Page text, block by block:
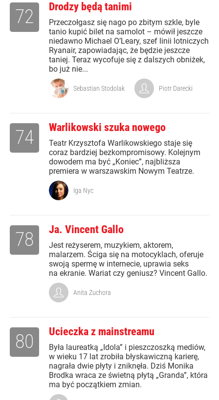
Drodzy będą tanimi
Przeczołgasz się nago po zbitym szkle, byle
tanio kupić bilet na samolot – mówił jeszcze
niedawno Michael O’Leary, szef linii lotniczych
Ryanair, zapowiadając, że będzie jeszcze
taniej. Teraz wycofuje się z dalszych obniżek,
bo już nie...
72
Sebastian Stodolak Piotr Darecki
Warlikowski szuka nowego
Teatr Krzysztofa Warlikowskiego staje się
coraz bardziej bezkompromisowy. Kolejnym
dowodem ma być „Koniec”, najbliższa
premiera w warszawskim Nowym Teatrze.
74
Iga Nyc
Ja. Vincent Gallo
Jest reżyserem, muzykiem, aktorem,
malarzem. Ściga się na motocyklach, oferuje
swoją spermę w internecie, uprawia seks
na ekranie. Wariat czy geniusz? Vincent Gallo.
78
Anita Zuchora
Ucieczka z mainstreamu
Była laureatką „Idola” i pieszczoszką mediów,
w wieku 17 lat zrobiła błyskawiczną karierę,
nagrała dwie płyty i zniknęła. Dziś Monika
Brodka wraca ze świetną płytą „Granda”, która
ma być początkiem zmian.
80